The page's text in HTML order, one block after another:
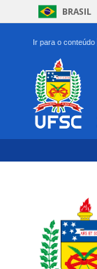
BRASIL
Ir para o conteúdo